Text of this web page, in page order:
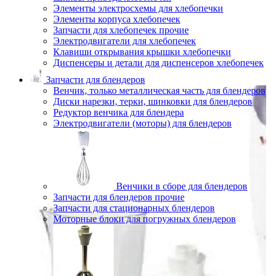
Элементы электросхемы для хлебопечки
Элементы корпуса хлебопечек
Запчасти для хлебопечек прочие
Электродвигатели для хлебопечек
Клавиши открывания крышки хлебопечки
Диспенсеры и детали для диспенсеров хлебопечек
Запчасти для блендеров
Венчик, только металлическая часть для блендеров
Диски нарезки, терки, шинковки для блендеров
Редуктор венчика для блендера
Электродвигатели (моторы) для блендеров
Венчики в сборе для блендеров
Запчасти для блендеров прочие
Запчасти для стационарных блендеров
Моторные блоки для погружных блендеров